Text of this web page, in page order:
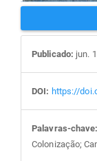
Publicado: jun.
DOI: https://
Palavras-chave:
Colonização;